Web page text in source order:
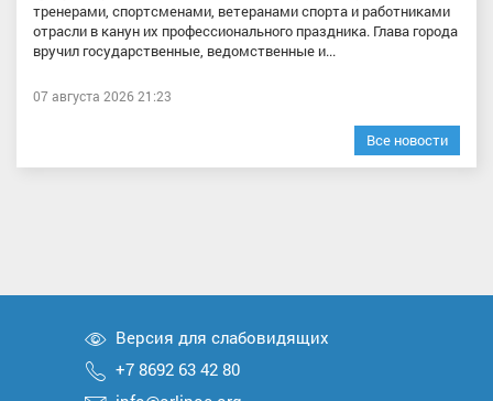
тренерами, спортсменами, ветеранами спорта и работниками
отрасли в канун их профессионального праздника. Глава города
вручил государственные, ведомственные и...
07 августа 2026 21:23
Все новости
Версия для слабовидящих
+7 8692 63 42 80